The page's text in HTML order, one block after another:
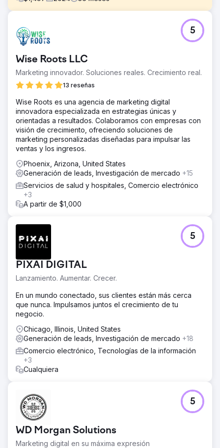
El cliente de restauración de terrazas llegó a nosotros
con un sitio web desactualizado y un CRM limitado.
anuncios pagados.
La solución
Diseñamos y desarrollamos un nuevo e impresionante
actualizado y luego comenzamos el SEO. Cada vez que
un cliente se comunica con la empresa a través del
formulario de contacto, se crea un nuevo contacto y una
oportunidad de canalización en el CRM, y se envía un
mensaje de texto al cliente y al cliente.
Este cliente recibe más de 20 clientes potenciales bien
calificados por día y duplicó con creces sus ingresos en
el primer año del programa.
Ir a la página de la agencia
Wise Roots LLC
Marketing innovador. Soluciones reales. Crecimiento real.
13 reseñas
5
Wise Roots es una agencia de marketing digital
innovadora especializada en estrategias únicas y
orientadas a resultados. Colaboramos con empresas con
visión de crecimiento, ofreciendo soluciones de
marketing personalizadas diseñadas para impulsar las
ventas y los ingresos.
Phoenix, Arizona, United States
Generación de leads, Investigación de mercado +15
Servicios de salud y hospitales, Comercio electrónico
+3
A partir de $1,000
PIXAI DIGITAL
Lanzamiento. Aumentar. Crecer.
5
En un mundo conectado, sus clientes están más cerca
que nunca. Impulsamos juntos el crecimiento de tu
negocio.
Chicago, Illinois, United States
Generación de leads, Investigación de mercado +18
Comercio electrónico, Tecnologías de la información
+3
Cualquiera
WD Morgan Solutions
Marketing digital en su máxima expresión
5